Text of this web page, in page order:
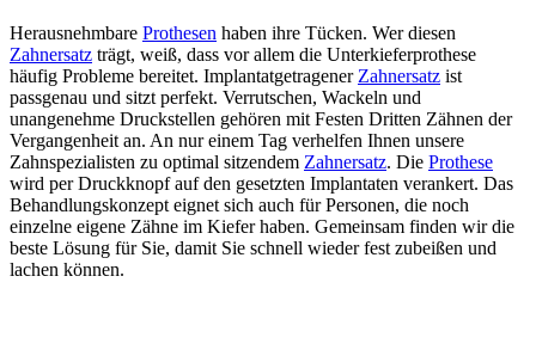
Herausnehmbare Prothesen haben ihre Tücken. Wer diesen
Zahnersatz trägt, weiß, dass vor allem die Unterkieferprothese
häufig Probleme bereitet. Implantatgetragener Zahnersatz ist
passgenau und sitzt perfekt. Verrutschen, Wackeln und
unangenehme Druckstellen gehören mit Festen Dritten Zähnen der
Vergangenheit an. An nur einem Tag verhelfen Ihnen unsere
Zahnspezialisten zu optimal sitzendem Zahnersatz. Die Prothese
wird per Druckknopf auf den gesetzten Implantaten verankert. Das
Behandlungskonzept eignet sich auch für Personen, die noch
einzelne eigene Zähne im Kiefer haben. Gemeinsam finden wir die
beste Lösung für Sie, damit Sie schnell wieder fest zubeißen und
lachen können.